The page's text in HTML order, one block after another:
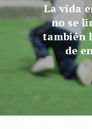
La vida
no se
también
de